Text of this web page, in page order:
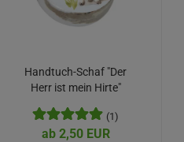
Handtuch-Schaf "Der
Herr ist mein Hirte"
(1)
ab 2,50 EUR